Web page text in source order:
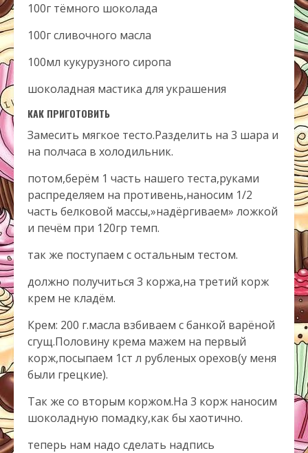
100г тёмного шоколада
100г сливочного масла
100мл кукурузного сиропа
шоколадная мастика для украшения
КАК ПРИГОТОВИТЬ
Замесить мягкое тесто.Разделить на 3 шара и
на полчаса в холодильник.
потом,берём 1 часть нашего теста,руками
распределяем на противень,наносим 1/2
часть белковой массы,»надёргиваем» ложкой
и печём при 120гр темп.
так же поступаем с остальным тестом.
должно получиться 3 коржа,на третий корж
крем не кладём.
Крем: 200 г.масла взбиваем с банкой варёной
сгущ.Половину крема мажем на первый
корж,посыпаем 1ст л рубленых орехов(у меня
были грецкие).
Так же со вторым коржом.На 3 корж наносим
шоколадную помадку,как бы хаотично.
теперь нам надо сделать надпись